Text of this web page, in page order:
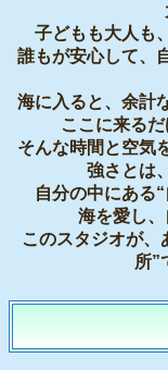
子どもも大人も
誰もが安心して、
海に入ると、余計
ここに来る
そんな時間と空気
強さとは
自分の中にある
海を愛し、
このスタジオが、
所”